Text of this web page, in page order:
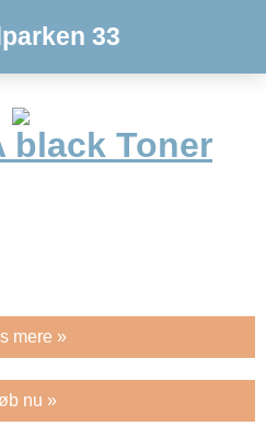
33
black Toner
mere »
nu »